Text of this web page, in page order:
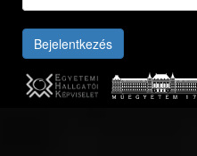
Bejelentkezés